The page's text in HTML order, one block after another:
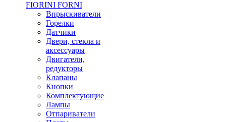
FIORINI FORNI
Впрыскиватели
Горелки
Датчики
Двери, стекла и
аксессуары
Двигатели,
редукторы
Клапаны
Кнопки
Комплектующие
Лампы
Отпариватели